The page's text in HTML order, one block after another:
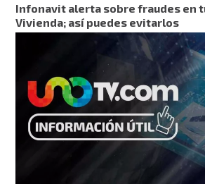
Infonavit alerta sobre fraudes en
Vivienda; así puedes evitarlos